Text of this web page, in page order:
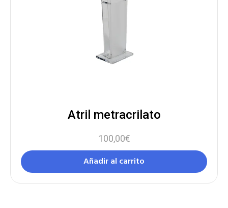
Atril metracrilato
100,00€
Añadir al carrito